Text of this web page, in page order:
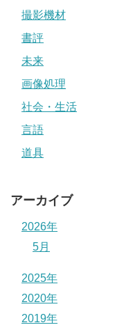
撮影機材
書評
未来
画像処理
社会・生活
言語
道具
アーカイブ
2026年
5月
2025年
2020年
2019年